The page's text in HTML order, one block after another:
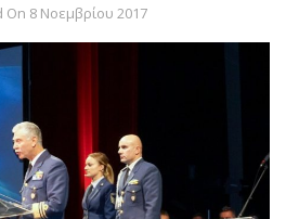
8 Νοεμβρίου 2017